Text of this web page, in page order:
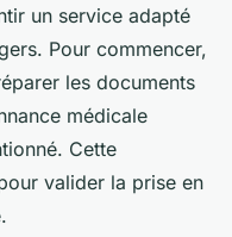
un service adapté
Pour commencer,
les documents
médicale
Cette
valider la prise en